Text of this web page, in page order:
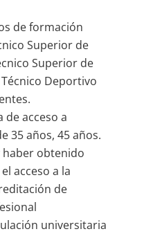
de formación
Superior de
Superior de
Deportivo
acceso a
35 años, 45 años.
haber obtenido
acceso a la
de
universitaria